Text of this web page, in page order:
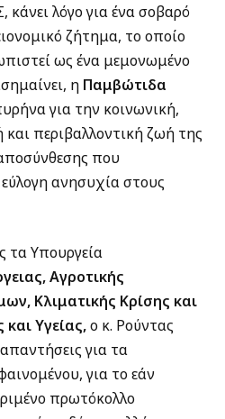
λόγο για ένα σοβαρό
ζήτημα, το οποίο
ως ένα μεμονωμένο
η Παμβώτιδα
για την κοινωνική,
και περιβαλλοντική ζωή της
που
ανησυχία στους
τα Υπουργεία
Αγροτικής
Κλιματικής Κρίσης και
Υγείας,ο κ. Ρούντας
για τα
για το εάν
πρωτόκολλο